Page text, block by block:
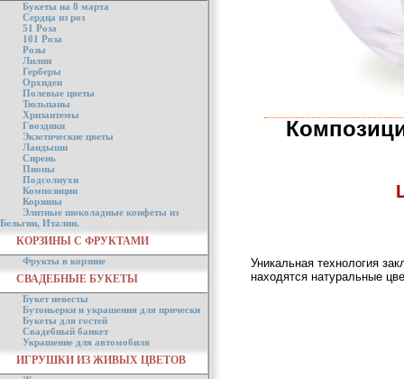
Букеты на 8 марта
Сердца из роз
51 Роза
101 Роза
Розы
Лилии
Герберы
Орхидеи
Полевые цветы
Тюльпаны
Хризантемы
Гвоздики
Экзотические цветы
Ландыши
Сирень
Пионы
Подсолнухи
Композиции
Корзины
Элитные шоколадные конфеты из
Бельгии, Италии.
КОРЗИНЫ С ФРУКТАМИ
Фрукты в корзине
СВАДЕБНЫЕ БУКЕТЫ
Букет невесты
Бутоньерки и украшения для прически
Букеты для гостей
Свадебный банкет
Украшение для автомобиля
ИГРУШКИ ИЗ ЖИВЫХ ЦВЕТОВ
Уникальная технология
находятся натуральные